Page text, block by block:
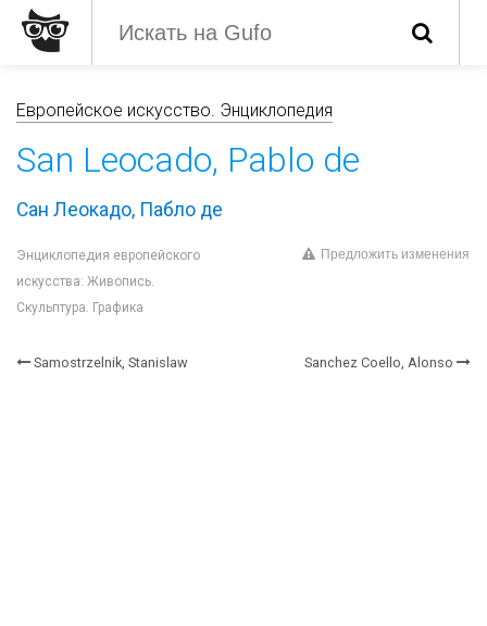
Европейское искусство. Энциклопедия
San Leocado, Pablo de
Сан Леокадо, Пабло де
Энциклопедия европейского
искусства: Живопись.
Скульптура. Графика
Предложить изменения
Samostrzelnik, Stanislaw Sanchez Coello, Alonso